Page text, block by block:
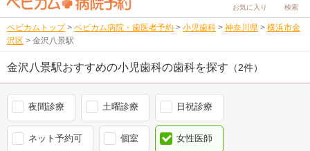
お気に入り 検索
ベビカムトップ > ベビカム病院・歯医者予約 > 小児歯科 > 神奈川県 > 横浜市金
沢区 > 金沢八景駅
金沢八景駅おすすめの小児歯科の歯科を探す （2件）
夜間診療 土曜診療 日祝診療
ネット予約可 個室 女性医師